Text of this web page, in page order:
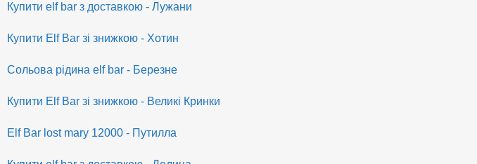
Купити elf bar з доставкою - Лужани
Купити Elf Bar зі знижкою - Хотин
Сольова рідина elf bar - Березне
Купити Elf Bar зі знижкою - Великі Кринки
Elf Bar lost mary 12000 - Путилла